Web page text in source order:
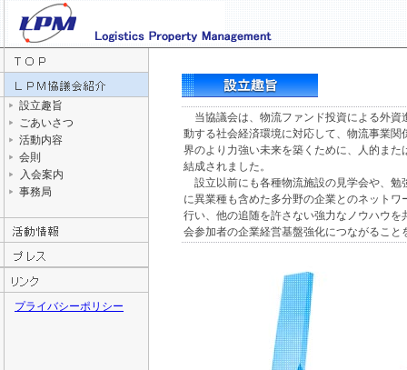
設立趣旨
ごあいさつ
活動内容
会則
入会案内
事務局
プライバシーポリシー
当協議会は、物流ファンド投資による外資
動する社会経済環境に対応して、物流事業
界のより力強い未来を築くために、人的ま
結成されました。
設立以前にも各種物流施設の見学会や、勉
に異業種も含めた多分野の企業とのネット
行い、他の追随を許さない強力なノウハウ
会参加者の企業経営基盤強化につながること